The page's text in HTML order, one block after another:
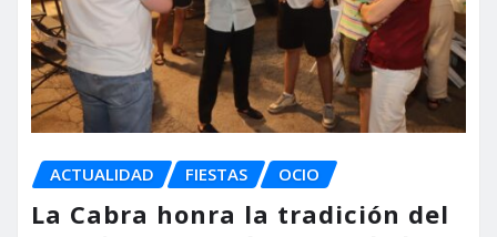
ACTUALIDAD FIESTAS OCIO
La Cabra honra la tradición del